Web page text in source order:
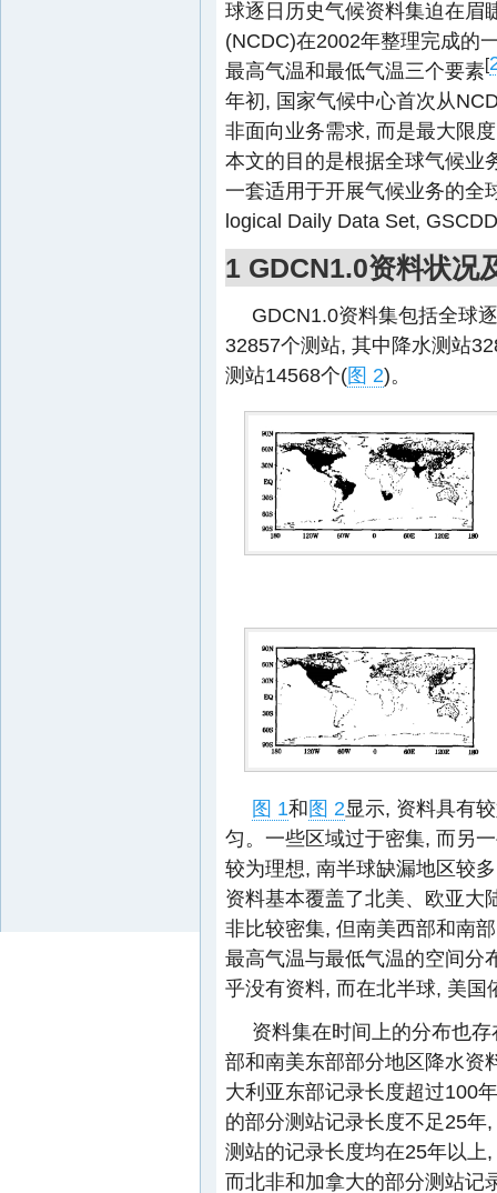
球逐日历史气候资料集迫在眉
(NCDC)在2002年整理完成的
最高气温和最低气温三个要素[
年初, 国家气候中心首次从
非面向业务需求, 而是最大限
本文的目的是根据全球气候业
一套适用于开展气候业务的全
logical Daily Data Set,
1 GDCN1.0资料状况
GDCN1.0资料集包括全球
32857个测站, 其中降水测站
测站14568个(图 2)。
图 1和图 2显示, 资料具有
匀。一些区域过于密集, 而另
较为理想, 南半球缺漏地区较
资料基本覆盖了北美、欧亚大
非比较密集, 但南美西部和南
最高气温与最低气温的空间分
乎没有资料, 而在北半球, 美
资料集在时间上的分布也
部和南美东部部分地区降水资
大利亚东部记录长度超过100
的部分测站记录长度不足25
测站的记录长度均在25年以
而北非和加拿大的部分测站记